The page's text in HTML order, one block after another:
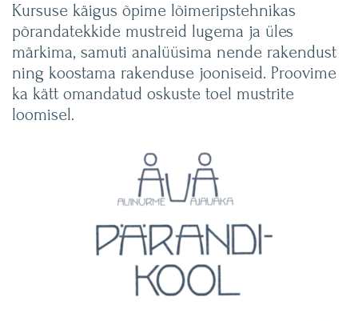
Kursuse käigus õpime lõimeripstehnikas
põrandatekkide mustreid lugema ja üles
märkima, samuti analüüsima nende rakendust
ning koostama rakenduse jooniseid. Proovime
ka kätt omandatud oskuste toel mustrite
loomisel.